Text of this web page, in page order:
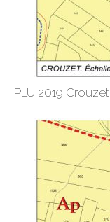
PLU 2019 Crouzet